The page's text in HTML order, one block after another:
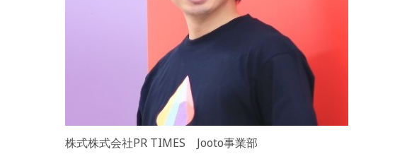
株式株式会社PR TIMES Jooto事業部